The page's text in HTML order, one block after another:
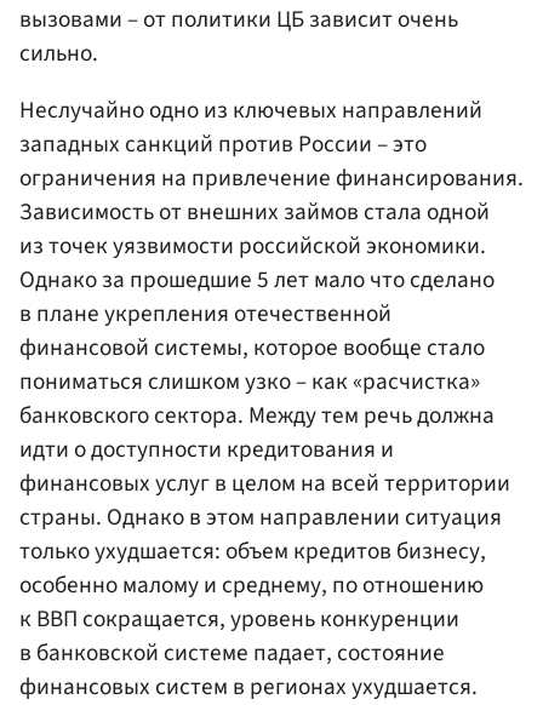
вызовами – от политики ЦБ зависит очень
сильно.
Неслучайно одно из ключевых направлений
западных санкций против России – это
ограничения на привлечение финансирования.
Зависимость от внешних займов стала одной
из точек уязвимости российской экономики.
Однако за прошедшие 5 лет мало что сделано
в плане укрепления отечественной
финансовой системы, которое вообще стало
пониматься слишком узко – как «расчистка»
банковского сектора. Между тем речь должна
идти о доступности кредитования и
финансовых услуг в целом на всей территории
страны. Однако в этом направлении ситуация
только ухудшается: объем кредитов бизнесу,
особенно малому и среднему, по отношению
к ВВП сокращается, уровень конкуренции
в банковской системе падает, состояние
финансовых систем в регионах ухудшается.